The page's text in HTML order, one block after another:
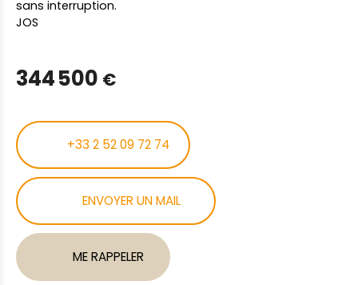
sans interruption.
JOS
344 500 €
+33 2 52 09 72 74
ENVOYER UN MAIL
ME RAPPELER